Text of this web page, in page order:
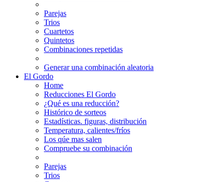
Parejas
Trios
Cuartetos
Quintetos
Combinaciones repetidas
Generar una combinación aleatoria
El Gordo
Home
Reducciones El Gordo
¿Qué es una reducción?
Histórico de sorteos
Estadísticas. figuras, distribución
Temperatura, calientes/fríos
Los qúe mas salen
Compruebe su combinación
Parejas
Trios